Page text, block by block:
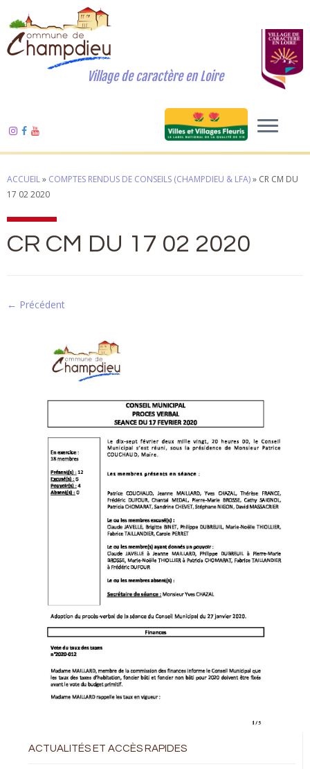
Village de caractère en Loire
ACCUEIL» COMPTES RENDUS DE CONSEILS (CHAMPDIEU & LFA)» CR CM DU
17 02 2020
CR CM DU 17 02 2020
← Précédent
ACTUALITÉS ET ACCÈS RAPIDES